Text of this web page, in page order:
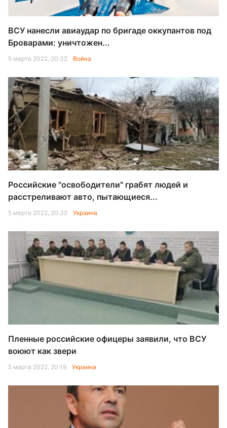
ВСУ нанесли авиаудар по бригаде оккупантов под
Броварами: уничтожен...
5 марта 2022, 20:32 Война
Российские "освободители" грабят людей и
расстреливают авто, пытающиеся...
5 марта 2022, 20:32 Украина
Пленные российские офицеры заявили, что ВСУ
воюют как звери
5 марта 2022, 20:19 Украина